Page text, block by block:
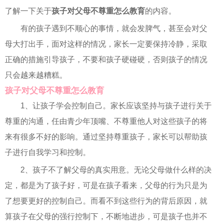
了解一下关于孩子对父母不尊重怎么教育的内容。
有的孩子遇到不顺心的事情，就会发脾气，甚至会对父
母大打出手，面对这样的情况，家长一定要保持冷静，采取
正确的措施引导孩子，不要和孩子硬碰硬，否则孩子的情况
只会越来越糟糕。
孩子对父母不尊重怎么教育
1、让孩子学会控制自己。家长应该坚持与孩子进行关于
尊重的沟通，任由青少年顶嘴、不尊重他人对这些孩子的将
来有很多不好的影响。通过坚持尊重孩子，家长可以帮助孩
子进行自我学习和控制。
2、孩子不了解父母的真实用意。无论父母做什么样的决
定，都是为了孩子好，可是在孩子看来，父母的行为只是为
了想要更好的控制自己。而看不到这些行为的背后原因，就
算孩子在父母的强行控制下，不断地进步，可是孩子也并不